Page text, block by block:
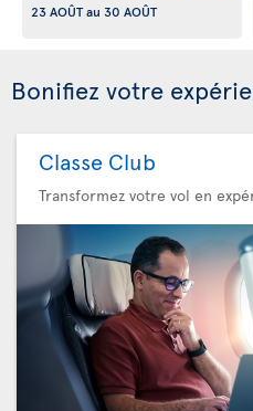
23 AOÛTau 30 AOÛT
Bonifiez votre
Classe Club
Transformez votre vol en